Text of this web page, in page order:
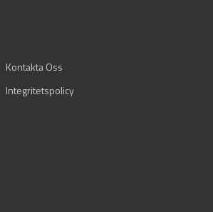
Kontakta Oss
Integritetspolicy